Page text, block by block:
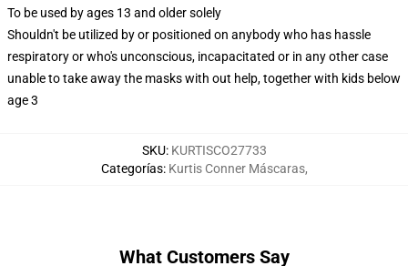
To be used by ages 13 and older solely
Shouldn't be utilized by or positioned on anybody who has hassle
respiratory or who's unconscious, incapacitated or in any other case
unable to take away the masks with out help, together with kids below
age 3
SKU: KURTISCO27733
Categorías: Kurtis Conner Máscaras,
What Customers Say